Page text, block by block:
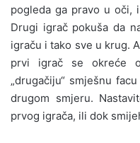
pogleda ga pravo u oči,
Drugi igrač pokuša da
igraču i tako sve u krug.
prvi igrač se okreće
„drugačiju“ smješnu
drugom smjeru.
prvog igrača, ili dok